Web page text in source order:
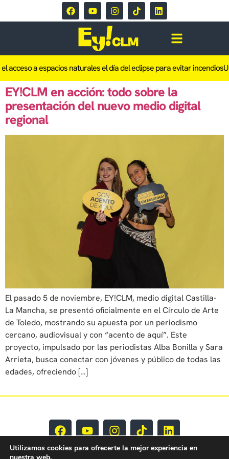
acceso a espacios naturales el día del eclipse para evitar incendios
EY!CLM en acción: todo sobre la
presentación del nuevo medio digital
regional
El pasado 5 de noviembre, EY!CLM, medio digital Castilla-
La Mancha, se presentó oficialmente en el Círculo de Arte
de Toledo, mostrando su apuesta por un periodismo
cercano, audiovisual y con “acento de aquí”. Este
proyecto, impulsado por las periodistas Alba Bonilla y Sara
Arrieta, busca conectar con jóvenes y público de todas las
edades, ofreciendo […]
Utilizamos cookies para ofrecerte la mejor experiencia en